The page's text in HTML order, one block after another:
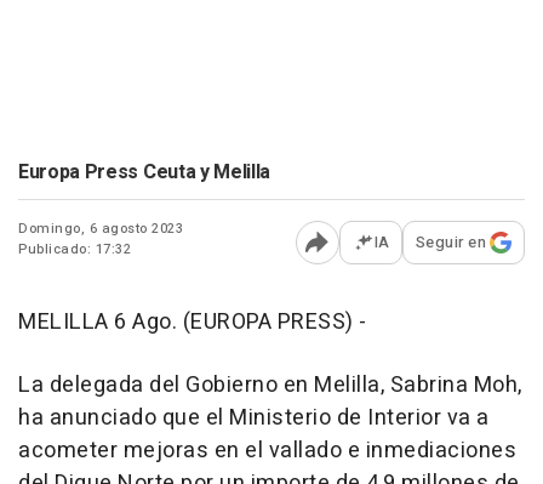
Europa Press Ceuta y Melilla
Domingo, 6 agosto 2023
Publicado: 17:32
Abrir opciones para
IA Seguir en
MELILLA 6 Ago. (EUROPA PRESS) -
La delegada del Gobierno en Melilla, Sabrina Moh,
ha anunciado que el Ministerio de Interior va a
acometer mejoras en el vallado e inmediaciones